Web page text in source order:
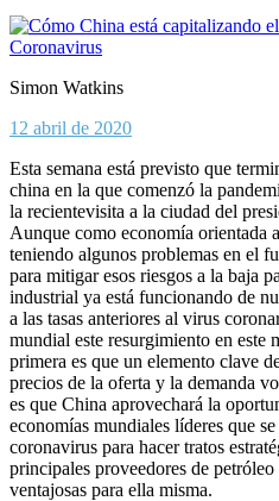
Simon Watkins
12 abril de 2020
Esta semana está previsto que
china en la que comenzó la
la recientevisita a la ciudad del
Aunque como economía orientada
teniendo algunos problemas en el
para mitigar esos riesgos a la baja
industrial ya está funcionando de
a las tasas anteriores al virus
mundial este resurgimiento en este
primera es que un elemento clave
precios de la oferta y la demanda
es que China aprovechará la
economías mundiales líderes que
coronavirus para hacer tratos
principales proveedores de
ventajosas para ella misma.